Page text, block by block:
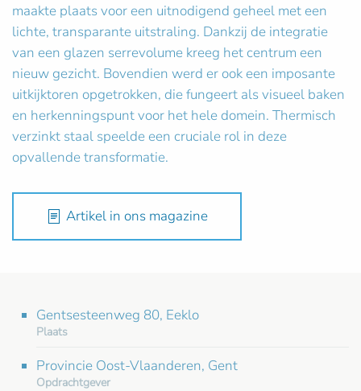
maakte plaats voor een uitnodigend geheel met een
lichte, transparante uitstraling. Dankzij de integratie
van een glazen serrevolume kreeg het centrum een
nieuw gezicht. Bovendien werd er ook een imposante
uitkijktoren opgetrokken, die fungeert als visueel baken
en herkenningspunt voor het hele domein. Thermisch
verzinkt staal speelde een cruciale rol in deze
opvallende transformatie.
Artikel in ons magazine
Gentsesteenweg 80, Eeklo
Plaats
Provincie Oost-Vlaanderen, Gent
Opdrachtgever